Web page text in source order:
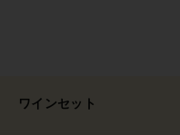
ワインセット